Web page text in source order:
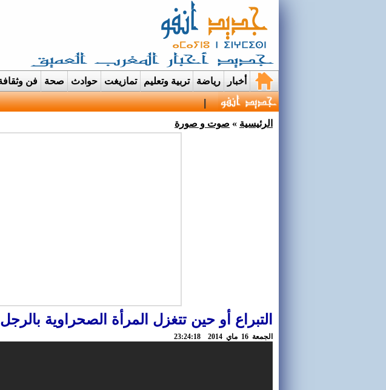
أخبار رياضة تربية وتعليم تمازيغت حوادث صحة فن
قرية إيمي نواسيف بتارودانت تتحول الى ع |
الرئيسية » صوت و صورة
التبراع أو حين تتغزل المرأة الصحراوية بالرجل
الجمعة 16 ماي 2014 23:24:18